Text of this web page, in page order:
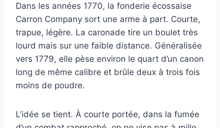
Dans les années 1770, la fonderie écossaise
Carron Company sort une arme à part. Courte,
trapue, légère. La caronade tire un boulet très
lourd mais sur une faible distance. Généralisée
vers 1779, elle pèse environ le quart d’un canon
long de même calibre et brûle deux à trois fois
moins de poudre.
L’idée se tient. À courte portée, dans la fumée